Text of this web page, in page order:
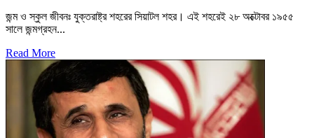
জন্ম ও স্কুল জীবনঃ যুক্তরাষ্ট্র শহরের সিয়াটল শহর। এই শহরেই ২৮ অক্টোবর ১৯৫৫
সালে জন্মগ্রহন...
Read More